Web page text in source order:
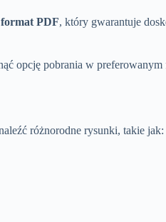
format PDF, który gwarantuje
opcję pobrania w preferowanym
różnorodne rysunki, takie jak: